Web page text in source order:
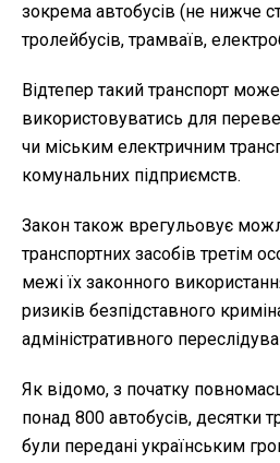
зокрема автобусів (не нижче
тролейбусів, трамваїв,
Відтепер такий транспорт
використовуватись для
чи міським електричним
комунальних підприємств.
Закон також врегульовує
транспортних засобів третім
межі їх законного
ризиків безпідставного
адміністративного
Як відомо, з початку
понад 800 автобусів, десятки
були передані українським